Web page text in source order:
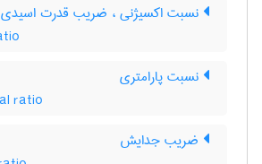
نسبت اکسیژنی ، ضریب قدرت اسیدی
نسبت پارامتری
ratio
ضریب جدایش